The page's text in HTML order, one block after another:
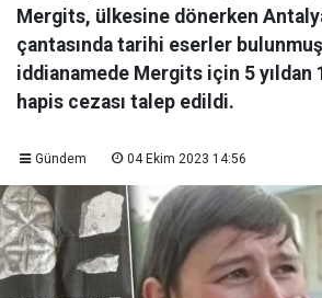
Mergits, ülkesine dönerken
çantasında tarihi eserler
iddianamede Mergits için 5 yıldan
hapis cezası talep edildi.
Gündem 04 Ekim 2023 14:56